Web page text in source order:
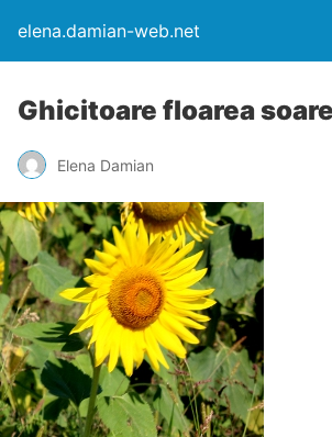
elena.damian-web.net
Ghicitoare floarea
Elena Damian